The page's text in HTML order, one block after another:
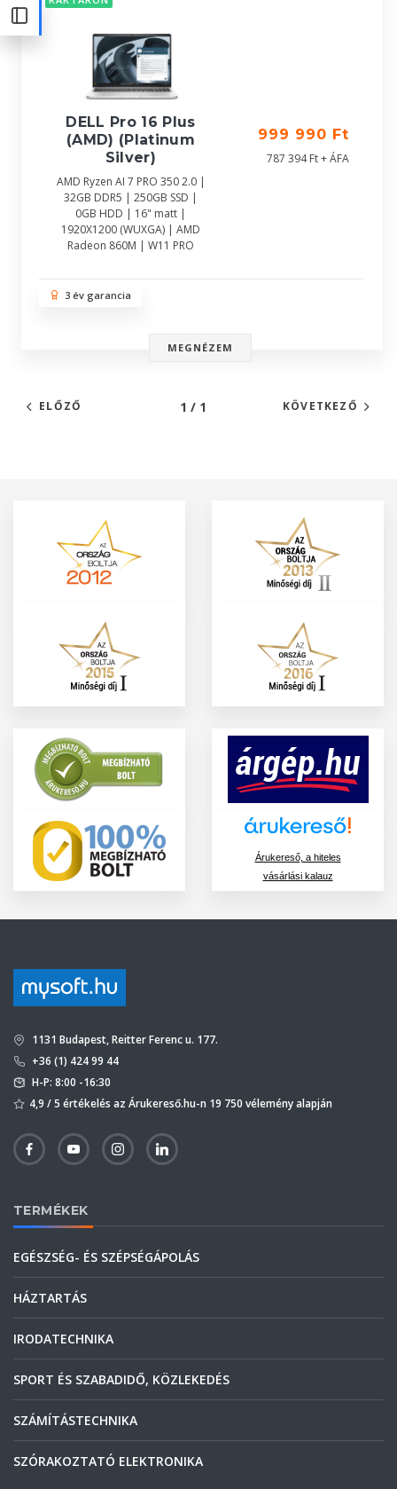
DELL Pro 16 Plus
(AMD) (Platinum
Silver)
AMD Ryzen AI 7 PRO 350 2.0 |
32GB DDR5 | 250GB SSD |
0GB HDD | 16" matt |
1920X1200 (WUXGA) | AMD
Radeon 860M | W11 PRO
999 990 Ft
787 394 Ft + ÁFA
3 év garancia
MEGNÉZEM
ELŐZŐ 1 / 1 KÖVETKEZŐ
Árukereső, a hiteles
vásárlási kalauz
1131 Budapest, Reitter Ferenc u. 177.
+36 (1) 424 99 44
H-P: 8:00 -16:30
4,9 / 5 értékelés az Árukereső.hu-n 19 750 vélemény alapján
TERMÉKEK
EGÉSZSÉG- ÉS SZÉPSÉGÁPOLÁS
HÁZTARTÁS
IRODATECHNIKA
SPORT ÉS SZABADIDŐ, KÖZLEKEDÉS
SZÁMÍTÁSTECHNIKA
SZÓRAKOZTATÓ ELEKTRONIKA